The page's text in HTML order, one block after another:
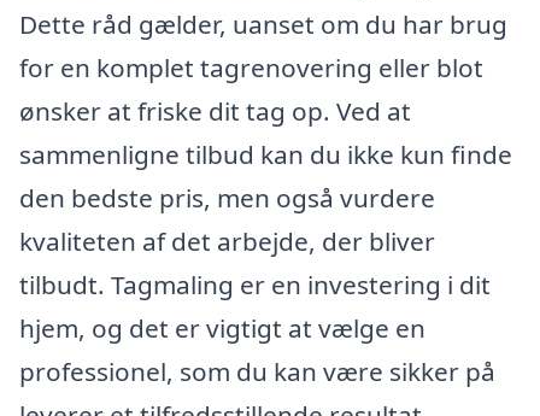
Dette råd gælder, uanset om du har brug
for en komplet tagrenovering eller blot
ønsker at friske dit tag op. Ved at
sammenligne tilbud kan du ikke kun finde
den bedste pris, men også vurdere
kvaliteten af det arbejde, der bliver
tilbudt. Tagmaling er en investering i dit
hjem, og det er vigtigt at vælge en
professionel, som du kan være sikker på